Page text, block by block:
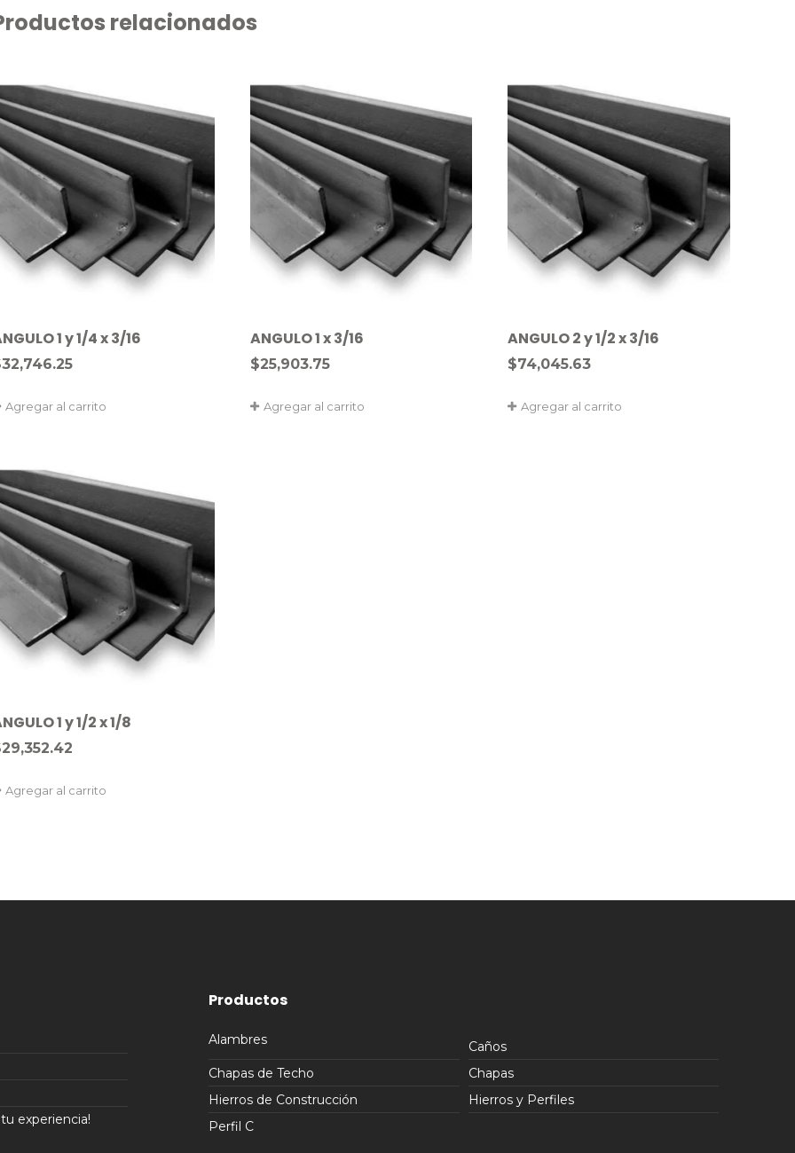
relacionados
1 y 1/4 x 3/16
32,746.25
Agregar al carrito
ANGULO 1 x 3/16
$25,903.75
Agregar al carrito
ANGULO 2 y 1/2 x 3/16
$74,045.63
Agregar al carrito
1 y 1/2 x 1/8
29,352.42
Agregar al carrito
experiencia!
Productos
Alambres
Caños
Chapas de Techo
Chapas
Hierros de Construcción
Hierros y Perfiles
Perfil C